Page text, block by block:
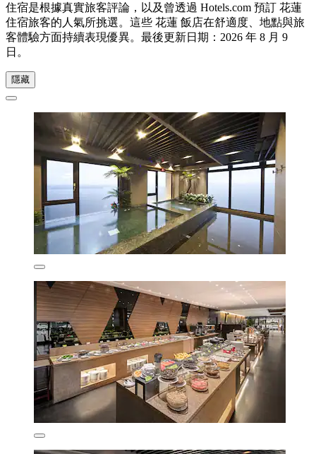
住宿是根據真實旅客評論，以及曾透過 Hotels.com 預訂 花蓮
住宿旅客的人氣所挑選。這些 花蓮 飯店在舒適度、地點與旅
客體驗方面持續表現優異。最後更新日期： 2026 年 8 月 9
日 。
隱藏